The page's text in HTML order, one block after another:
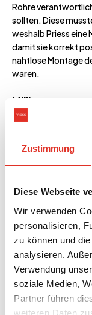
Zustimmung
Diese Webseite
Wir verwenden
personalisieren,
zu können und
analysieren.
Verwendung
soziale Medien,
Partner führen
weiteren Daten
Rohre
sollten. Diese
weshalb Priess
damit sie korrekt
nahtlose Montage
waren.
Die Technische
aus Vinderup
der Baustelle
angeschlossen.
„Das Haus war an
selben Tag
Lund beeindruckt.
„Wir sind mit der
preiswert eine
Bauprozess war
„Sie haben all die